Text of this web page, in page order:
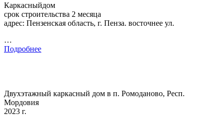
Каркасныйдом
срок строительства 2 месяца
адрес: Пензенская область, г. Пенза. восточнее ул.
…
Подробнее
Двухэтажный каркасный дом в п. Ромоданово, Респ.
Мордовия
2023 г.